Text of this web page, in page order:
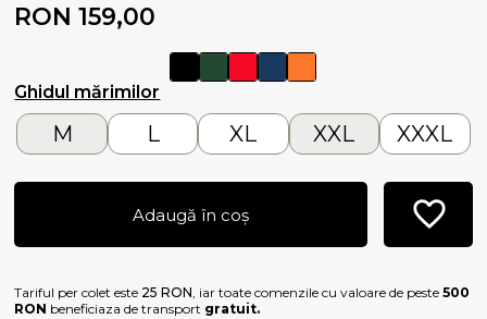
RON 159,00
Ghidul mărimilor
M L XL XXL XXXL
Adaugă în coș
Tariful per colet este 25 RON, iar toate comenzile cu valoare de peste500
RON beneficiaza de transport gratuit.